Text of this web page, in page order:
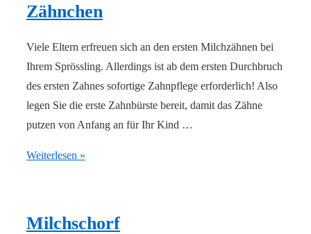
Zähnchen
Viele Eltern erfreuen sich an den ersten Milchzähnen bei
Ihrem Sprössling. Allerdings ist ab dem ersten Durchbruch
des ersten Zahnes sofortige Zahnpflege erforderlich! Also
legen Sie die erste Zahnbürste bereit, damit das Zähne
putzen von Anfang an für Ihr Kind …
Milchzähne!
Weiterlesen »
Milchschorf